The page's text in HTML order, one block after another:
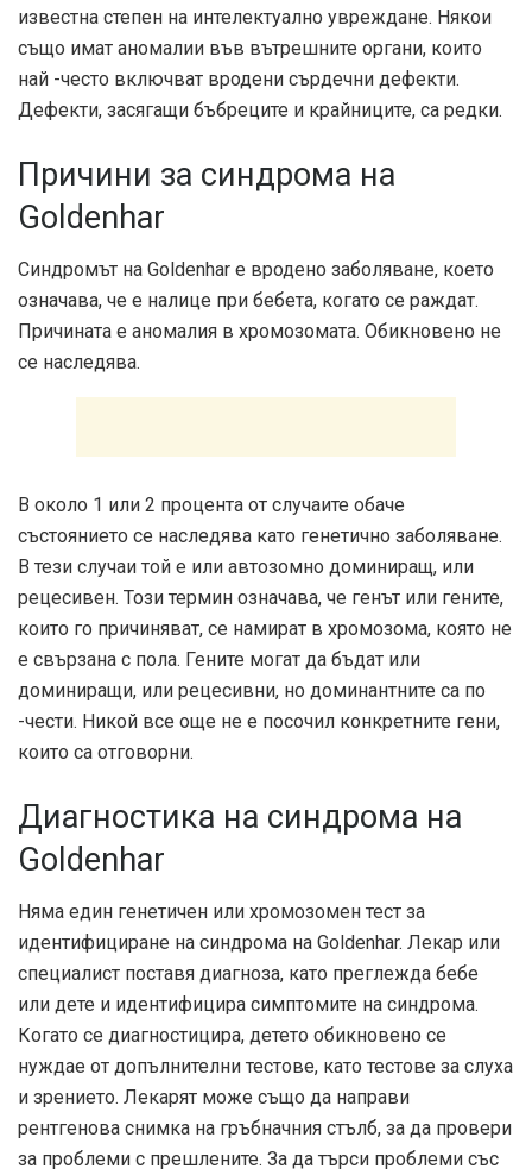
известна степен на интелектуално увреждане. Някои
също имат аномалии във вътрешните органи, които
най -често включват вродени сърдечни дефекти.
Дефекти, засягащи бъбреците и крайниците, са редки.
Причини за синдрома на
Goldenhar
Синдромът на Goldenhar е вродено заболяване, което
означава, че е налице при бебета, когато се раждат.
Причината е аномалия в хромозомата. Обикновено не
се наследява.
В около 1 или 2 процента от случаите обаче
състоянието се наследява като генетично заболяване.
В тези случаи той е или автозомно доминиращ, или
рецесивен. Този термин означава, че генът или гените,
които го причиняват, се намират в хромозома, която не
е свързана с пола. Гените могат да бъдат или
доминиращи, или рецесивни, но доминантните са по
-чести. Никой все още не е посочил конкретните гени,
които са отговорни.
Диагностика на синдрома на
Goldenhar
Няма един генетичен или хромозомен тест за
идентифициране на синдрома на Goldenhar. Лекар или
специалист поставя диагноза, като преглежда бебе
или дете и идентифицира симптомите на синдрома.
Когато се диагностицира, детето обикновено се
нуждае от допълнителни тестове, като тестове за слуха
и зрението. Лекарят може също да направи
рентгенова снимка на гръбначния стълб, за да провери
за проблеми с прешлените. За да търси проблеми със